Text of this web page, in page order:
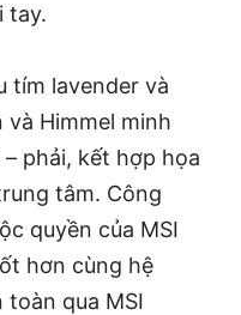
tay.
tím lavender và
Himmel minh
phải, kết hợp họa
tâm. Công
quyền của MSI
hơn cùng hệ
toàn qua MSI